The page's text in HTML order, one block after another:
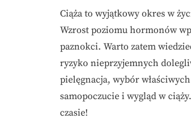
Ciąża to wyjątkowy okres w
Wzrost poziomu hormonów
paznokci. Warto zatem
ryzyko nieprzyjemnych
pielęgnacja, wybór
samopoczucie i wygląd w
czasie!